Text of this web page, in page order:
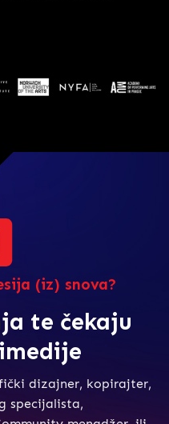
(iz) snova?
te čekaju
dizajner, kopirajter,
specijalista,